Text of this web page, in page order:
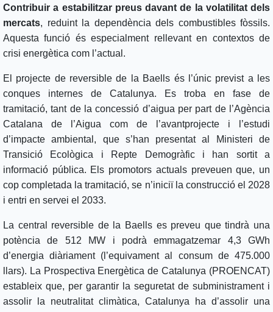
Contribuir a estabilitzar preus davant de la volatilitat dels
mercats, reduint la dependència dels combustibles fòssils.
Aquesta funció és especialment rellevant en contextos de
crisi energètica com l’actual.
El projecte de reversible de la Baells és l’únic previst a les
conques internes de Catalunya. Es troba en fase de
tramitació, tant de la concessió d’aigua per part de l’Agència
Catalana de l’Aigua com de l’avantprojecte i l’estudi
d’impacte ambiental, que s’han presentat al Ministeri de
Transició Ecològica i Repte Demogràfic i han sortit a
informació pública. Els promotors actuals preveuen que, un
cop completada la tramitació, se n’iniciï la construcció el 2028
i entri en servei el 2033.
La central reversible de la Baells es preveu que tindrà una
potència de 512 MW i podrà emmagatzemar 4,3 GWh
d’energia diàriament (l’equivament al consum de 475.000
llars). La Prospectiva Energètica de Catalunya (PROENCAT)
estableix que, per garantir la seguretat de subministrament i
assolir la neutralitat climàtica, Catalunya ha d’assolir una